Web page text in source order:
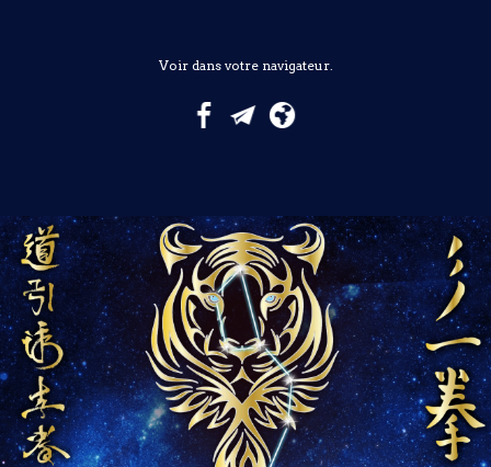
Voir dans votre navigateur.